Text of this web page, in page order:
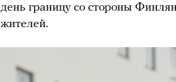
день границу со стороны
жителей.